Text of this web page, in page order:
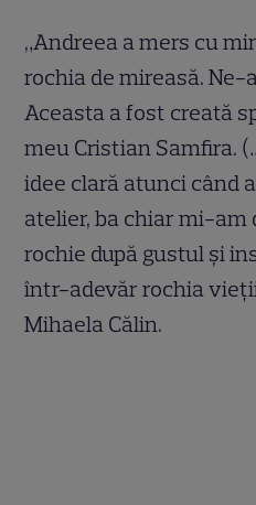
„Andreea a mers cu
rochia de mireasă.
Aceasta a fost creată
meu Cristian Samfira.
idee clară atunci când
atelier, ba chiar mi-am
rochie după gustul și
într-adevăr rochia
Mihaela Călin.